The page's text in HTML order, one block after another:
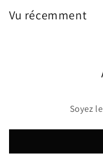
Vu récemment
Soyez